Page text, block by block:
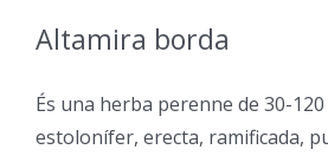
Altamira borda
És una herba perenne de 30-
estolonífer, erecta, ramificada,